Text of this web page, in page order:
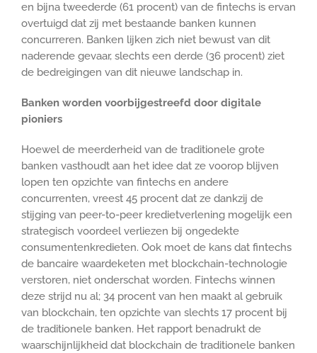
en bijna tweederde (61 procent) van de fintechs is ervan
overtuigd dat zij met bestaande banken kunnen
concurreren. Banken lijken zich niet bewust van dit
naderende gevaar, slechts een derde (36 procent) ziet
de bedreigingen van dit nieuwe landschap in.
Banken worden voorbijgestreefd door digitale
pioniers
Hoewel de meerderheid van de traditionele grote
banken vasthoudt aan het idee dat ze voorop blijven
lopen ten opzichte van fintechs en andere
concurrenten, vreest 45 procent dat ze dankzij de
stijging van peer-to-peer kredietverlening mogelijk een
strategisch voordeel verliezen bij ongedekte
consumentenkredieten. Ook moet de kans dat fintechs
de bancaire waardeketen met blockchain-technologie
verstoren, niet onderschat worden. Fintechs winnen
deze strijd nu al; 34 procent van hen maakt al gebruik
van blockchain, ten opzichte van slechts 17 procent bij
de traditionele banken. Het rapport benadrukt de
waarschijnlijkheid dat blockchain de traditionele banken